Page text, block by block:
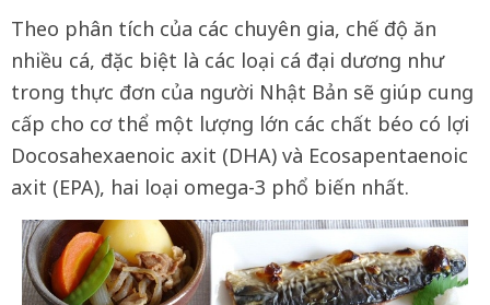
Theo phân tích của các chuyên gia, chế độ ăn
nhiều cá, đặc biệt là các loại cá đại dương như
trong thực đơn của người Nhật Bản sẽ giúp cung
cấp cho cơ thể một lượng lớn các chất béo có lợi
Docosahexaenoic axit (DHA) và Ecosapentaenoic
axit (EPA), hai loại omega-3 phổ biến nhất.